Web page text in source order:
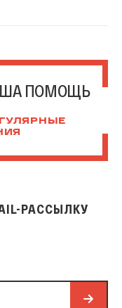
ПОМОЩЬ
РАССЫЛКУ